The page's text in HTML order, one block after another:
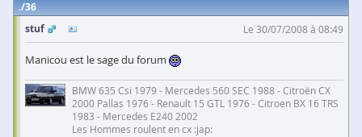
36
stuf
Le 30/07/2008 à 08:49
Manicou est le sage du forum
BMW 635 Csi 1979 - Mercedes 560 SEC 1988 - Citroën CX
2000 Pallas 1976 - Renault 15 GTL 1976 - Citroen BX 16 TRS
1983 - Mercedes E240 2002
Les Hommes roulent en cx :jap: